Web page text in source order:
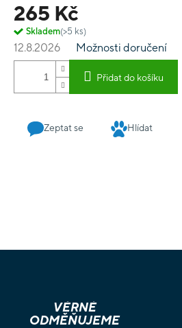
265 Kč
Skladem(>5 ks)
12.8.2026 Možnosti doručení
Přidat do košíku
Zeptat se Hlídat
VĚRNÉ
ODMĚŇUJEME